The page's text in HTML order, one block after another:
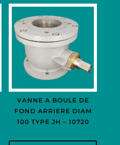
VANNE A BOULE DE
FOND ARRIERE DIAM
100 TYPE JH – 10720